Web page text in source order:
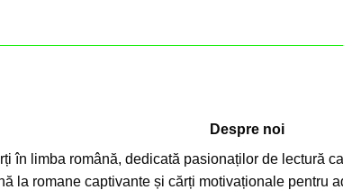
Despre noi
în limba română, dedicată pasionaților de lectură
la romane captivante și cărți motivaționale pentru